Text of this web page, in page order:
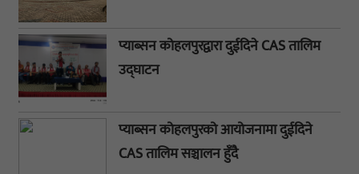
प्याब्सन कोहलपुरद्वारा दुईदिने CAS तालिम
उद्घाटन
प्याब्सन कोहलपुरको आयोजनामा दुईदिने
CAS तालिम सञ्चालन हुँदै